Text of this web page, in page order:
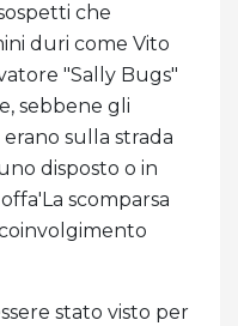
che
duri come Vito
"Sally Bugs"
sebbene gli
sulla strada
disposto o in
scomparsa
stato visto per